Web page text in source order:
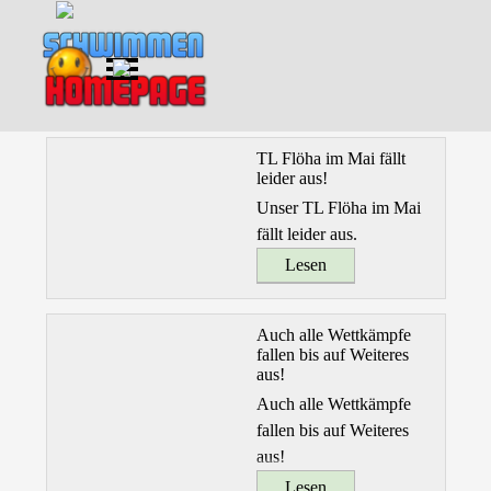
Direkt zum Seiteninhalt
Menü überspringen
TL Flöha im Mai fällt
leider aus!
Unser TL Flöha im Mai
fällt leider aus.
Lesen
Auch alle Wettkämpfe
fallen bis auf Weiteres
aus!
Auch alle Wettkämpfe
fallen bis auf Weiteres
aus!
Lesen